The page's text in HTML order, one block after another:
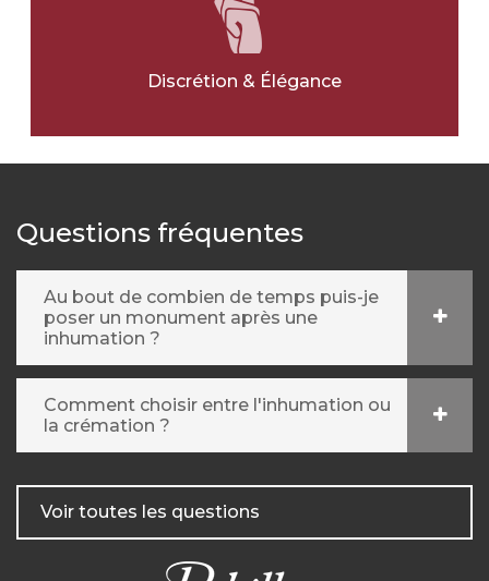
Discrétion & Élégance
Questions fréquentes
Au bout de combien de temps puis-je
poser un monument après une
inhumation ?
Comment choisir entre l'inhumation ou
la crémation ?
Voir toutes les questions